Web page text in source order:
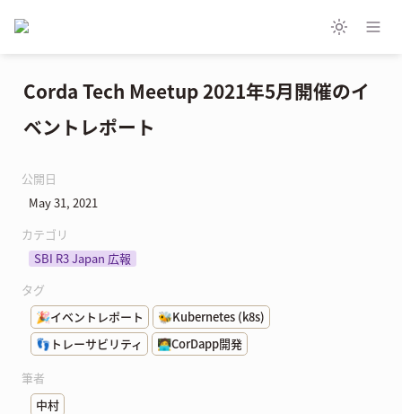
Corda Tech Meetup 2021年5月開催のイ
ベントレポート
公開日
May 31, 2021
カテゴリ
SBI R3 Japan 広報
タグ
🎉イベントレポート
🐝Kubernetes (k8s)
👣トレーサビリティ
🧑‍💻CorDapp開発
筆者
中村